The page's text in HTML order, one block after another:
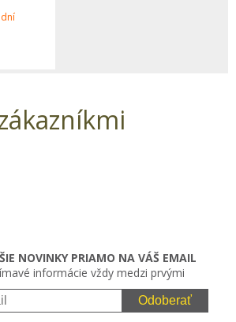
NOVINKY PRIAMO NA VÁŠ EMAIL
informácie vždy medzi prvými
Odoberať